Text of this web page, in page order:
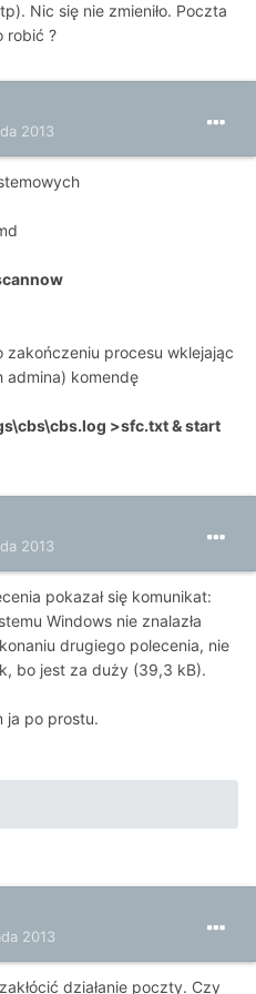
Nic się nie zmieniło. Poczta
robić ?
2013
procesu wklejając
admina) komendę
>sfc.txt & start
2013
pokazał się komunikat:
Windows nie znalazła
drugiego polecenia, nie
bo jest za duży (39,3 kB).
ja po prostu.
2013
działanie poczty. Czy